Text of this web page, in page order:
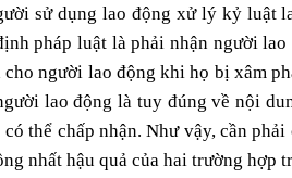
sử dụng lao động xử lý kỷ luật
pháp luật là phải nhận người
người lao động khi họ bị xâm
lao động là tuy đúng về nội
thể chấp nhận. Như vậy, cần
nhất hậu quả của hai trường hợp